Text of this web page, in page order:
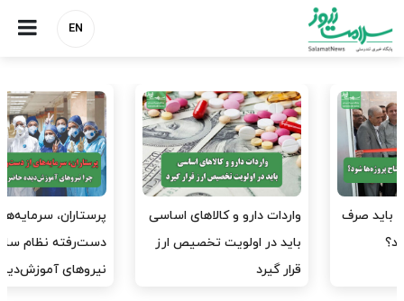
EN
واردات دارو و کالاهای اساسی
باید در اولویت تخصیص ارز
پرستاران، سرمایه‌های از
دست‌رفته نظام سلامت/ چرا
نیروهای آموزش‌دیده…